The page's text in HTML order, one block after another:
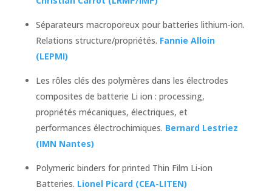
Séparateurs macroporeux pour batteries lithium-ion.
Relations structure/propriétés. Fannie Alloin
(LEPMI)
Les rôles clés des polymères dans les électrodes
composites de batterie Li ion : processing,
propriétés mécaniques, électriques, et
performances électrochimiques. Bernard Lestriez
(IMN Nantes)
Polymeric binders for printed Thin Film Li-ion
Batteries. Lionel Picard (CEA-LITEN)